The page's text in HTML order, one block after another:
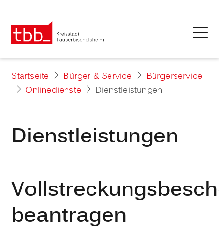
Startseite Bürger & Service
Bürgerservice
Onlinedienste
Dienstleistungen
Dienstleistungen
beantragen